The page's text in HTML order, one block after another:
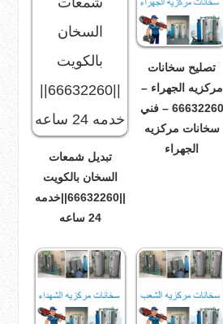
تصليح سخانات
مركزيه الجهراء –
66632260 – فني
سخانات مركزيه
الجهراء
تبديل شمعات
السخان بالكويت
||66632260||خدمه
24 ساعه